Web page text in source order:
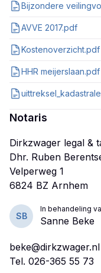
Bijzondere
AVVE 2017.pdf
Kostenoverzicht.pdf
HHR meijerslaan.pdf
Notaris
Dirkzwager legal &
Dhr. Ruben
Velperweg 1
SB
In behandeling
Sanne Beke
beke@dirkzwager.nl
Tel. 026-365 55 73